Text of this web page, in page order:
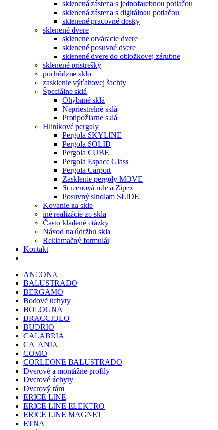
sklenená zástena s jednofarebnou potlačou
sklenená zástena s digitálnou potlačou
sklenené pracovné dosky
sklenené dvere
sklenené otváracie dvere
sklenené posuvné dvere
sklenené dvere do obložkovej zárubne
sklenené prístrešky
pochôdzne sklo
zasklenie výťahovej šachty
Špeciálne sklá
Ohýbané sklá
Nepriestrelné sklá
Protipožiarne sklá
Hliníkové pergoly
Pergola SKYLINE
Pergola SOLID
Pergola CUBE
Pergola Espace Glass
Pergola Carport
Zasklenie pergoly MOVE
Screenová roleta Zipex
Posuvný slnolam SLIDE
Kovanie na sklo
iné realizácie zo skla
Často kladené otázky
Návod na údržbu skla
Reklamačný formulár
Kontakt
ANCONA
BALUSTRADO
BERGAMO
Bodové úchyty
BOLOGNA
BRACCIOLO
BUDRIO
CALABRIA
CATANIA
COMO
CORLEONE BALUSTRADO
Dverové a montážne profily
Dverové úchyty
Dverový rám
ERICE LINE
ERICE LINE ELEKTRO
ERICE LINE MAGNET
ETNA